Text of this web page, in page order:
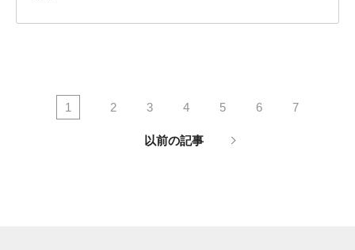
1 2 3 4 5 6 7
以前の記事